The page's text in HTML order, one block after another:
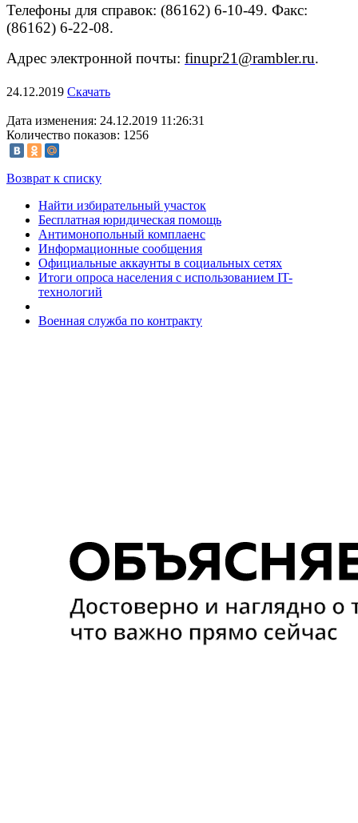
Телефоны для справок: (86162) 6-10-49. Факс:
(86162) 6-22-08.
Адрес электронной почты: finupr21@rambler.ru.
24.12.2019 Скачать
Дата изменения: 24.12.2019 11:26:31
Количество показов: 1256
Возврат к списку
Найти избирательный участок
Бесплатная юридическая помощь
Антимонопольный комплаенс
Информационные сообщения
Официальные аккаунты в социальных сетях
Итоги опроса населения с использованием IT-
технологий
Военная служба по контракту